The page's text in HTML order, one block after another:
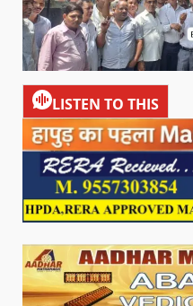
LISTEN TO THIS